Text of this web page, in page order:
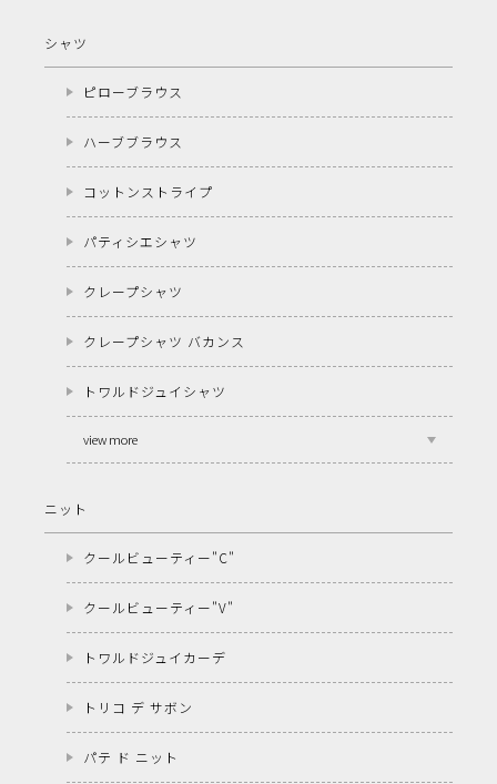
シャツ
ピローブラウス
ハーブブラウス
コットンストライプ
パティシエシャツ
クレープシャツ
クレープシャツ バカンス
トワルドジュイシャツ
view more
ニット
クールビューティー"C"
クールビューティー"V"
トワルドジュイカーデ
トリコ デ サボン
パテ ド ニット